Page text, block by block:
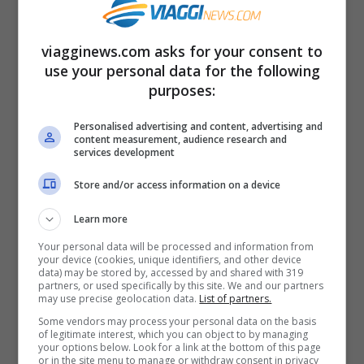
Essere una Befana significa essere colei
che propizia una primavera rigogliosa, una
rinascita.
Dove festeggiare la Befana
2022
La Befana è una tradizione
particolarmente sentita in Italia, assente
invece totalmente in alcune parti del
mondo. Nel nostro Paese sono così molto
numerose le manifestazioni che celebrano
questa vecchina che solitamente vediamo
viagginews.com asks for your consent to
use your personal data for the following
purposes:
Personalised advertising and content, advertising and
content measurement, audience research and
services development
Store and/or access information on a device
Learn more
Your personal data will be processed and information from
your device (cookies, unique identifiers, and other device
data) may be stored by, accessed by and shared with 319
partners, or used specifically by this site. We and our partners
may use precise geolocation data. List of partners.
Some vendors may process your personal data on the basis
of legitimate interest, which you can object to by managing
your options below. Look for a link at the bottom of this page
or in the site menu to manage or withdraw consent in privacy